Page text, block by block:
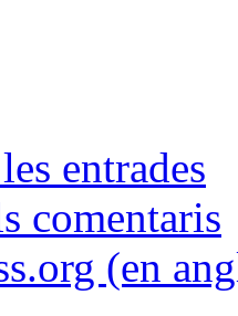
entrades
comentaris
(en